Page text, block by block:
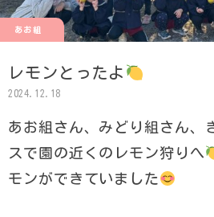
あお組
レモンとったよ
2024.12.18
あお組さん、みどり組さん、
スで園の近くのレモン狩りへ
モンができていました